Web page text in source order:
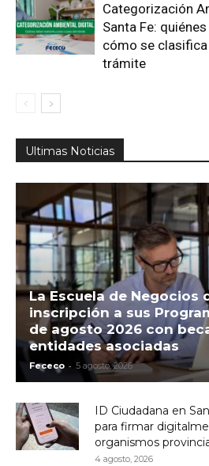
Categorización
Santa Fe:
cómo se
trámite
Ultimas Noticias
La Escuela de Negocios
inscripción a sus
de agosto 2026 con
entidades asociadas
Fececo - 5 agosto, 2026
ID Ciudadana en
para firmar
organismos
4 agosto, 2026